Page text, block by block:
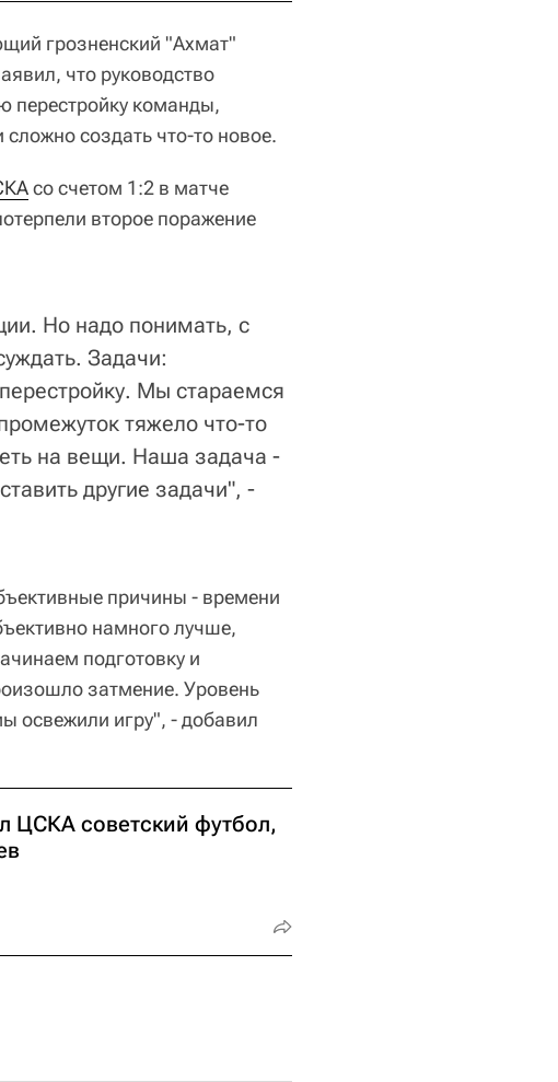
грозненский "Ахмат"
что руководство
перестройку команды,
создать что-то новое.
со счетом 1:2 в матче
второе поражение
Но надо понимать, с
Задачи:
Мы стараемся
тяжело что-то
на вещи. Наша задача -
другие задачи", -
причины - времени
намного лучше,
подготовку и
затмение. Уровень
освежили игру", - добавил
ЦСКА советский футбол,